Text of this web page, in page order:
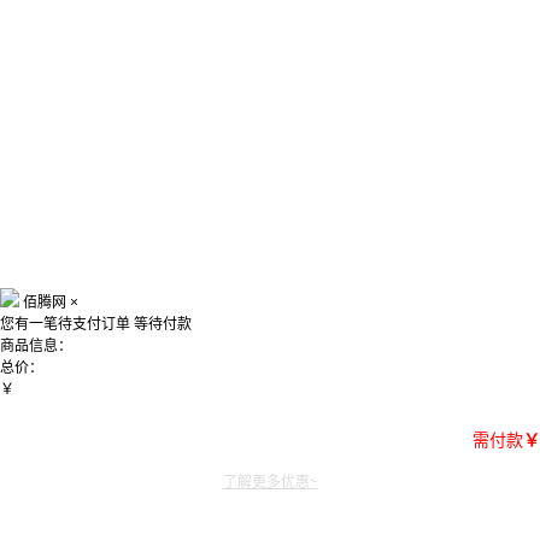
佰腾网 ×
您有一笔待支付订单 等待付款
商品信息：
总价：
￥
需付款￥
了解更多优惠~